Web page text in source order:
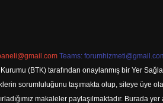
Teams:
(BTK) tarafından onaylanmış bir Yer
sorumluluğunu taşımakta olup, siteye üye
makaleler paylaşılmaktadır.